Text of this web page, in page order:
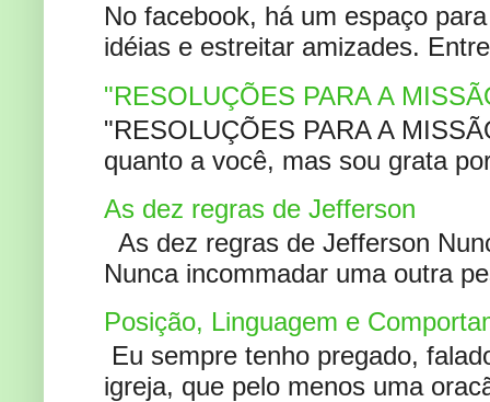
No facebook, há um espaço
idéias e estreitar amizades.
"RESOLUÇÕES PARA A
"RESOLUÇÕES PARA A
quanto a você, mas sou grata
As dez regras de Jefferson
As dez regras de Jefferson
Nunca incommadar uma outra
Posição, Linguagem e
Eu sempre tenho pregado,
igreja, que pelo menos uma